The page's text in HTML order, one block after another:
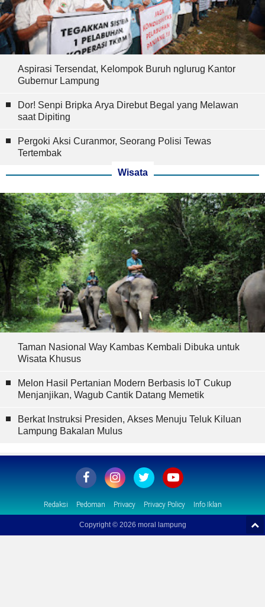
Aspirasi Tersendat, Kelompok Buruh nglurug Kantor
Gubernur Lampung
Dor! Senpi Bripka Arya Direbut Begal yang Melawan
saat Dipiting
Pergoki Aksi Curanmor, Seorang Polisi Tewas
Tertembak
Wisata
Taman Nasional Way Kambas Kembali Dibuka untuk
Wisata Khusus
Melon Hasil Pertanian Modern Berbasis IoT Cukup
Menjanjikan, Wagub Cantik Datang Memetik
Berkat Instruksi Presiden, Akses Menuju Teluk Kiluan
Lampung Bakalan Mulus
Redaksi Pedoman Privacy Privacy Policy Info Iklan
Copyright © 2026 moral lampung